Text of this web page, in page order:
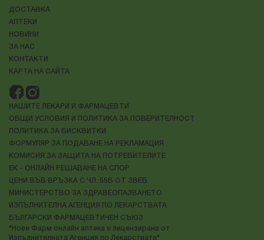
ДОСТАВКА
АПТЕКИ
НОВИНИ
ЗА НАС
КОНТАКТИ
КАРТА НА САЙТА
НАШИТЕ ЛЕКАРИ И ФАРМАЦЕВТИ
ОБЩИ УСЛОВИЯ И ПОЛИТИКА ЗА ПОВЕРИТЕЛНОСТ
ПОЛИТИКА ЗА БИСКВИТКИ
ФОРМУЛЯР ЗА ПОДАВАНЕ НА РЕКЛАМАЦИЯ
КОМИСИЯ ЗА ЗАЩИТА НА ПОТРЕБИТЕЛИТЕ
ЕК - ОНЛАЙН РЕШАВАНЕ НА СПОР
ЦЕНИ ВЪВ ВРЪЗКА С ЧЛ. 55Б ОТ ЗВЕБ
МИНИСТЕРСТВО ЗА ЗДРАВЕОПАЗВАНЕТО
ИЗПЪЛНИТЕЛНА АГЕНЦИЯ ПО ЛЕКАРСТВАТА
БЪЛГАРСКИ ФАРМАЦЕВТИЧЕН СЪЮЗ
"Нове Фарм онлайн аптека е лицензирана от
Изпълнителната Агенция по Лекарствата"